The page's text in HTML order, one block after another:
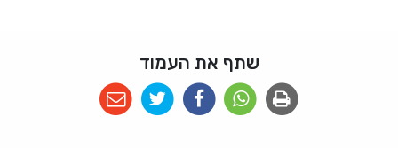
שתף את העמוד